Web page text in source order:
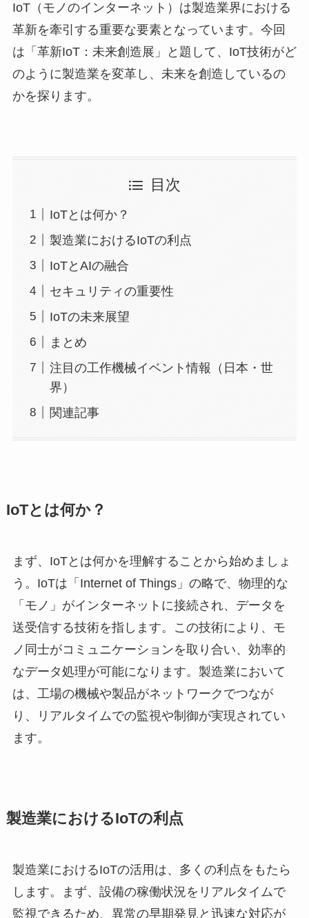
IoT（モノのインターネット）は製造業界における
革新を牽引する重要な要素となっています。今回
は「革新IoT：未来創造展」と題して、IoT技術がど
のように製造業を変革し、未来を創造しているの
かを探ります。
目次
IoTとは何か？
製造業におけるIoTの利点
IoTとAIの融合
セキュリティの重要性
IoTの未来展望
まとめ
注目の工作機械イベント情報（日本・世
界）
関連記事
IoTとは何か？
まず、IoTとは何かを理解することから始めましょ
う。IoTは「Internet of Things」の略で、物理的な
「モノ」がインターネットに接続され、データを
送受信する技術を指します。この技術により、モ
ノ同士がコミュニケーションを取り合い、効率的
なデータ処理が可能になります。製造業において
は、工場の機械や製品がネットワークでつなが
り、リアルタイムでの監視や制御が実現されてい
ます。
製造業におけるIoTの利点
製造業におけるIoTの活用は、多くの利点をもたら
します。まず、設備の稼働状況をリアルタイムで
監視できるため、異常の早期発見と迅速な対応が